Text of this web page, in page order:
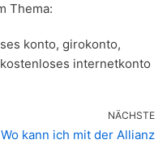
Thema:
konto, girokonto,
internetkonto
NÄCHSTE
Wo kann ich mit der Allianz